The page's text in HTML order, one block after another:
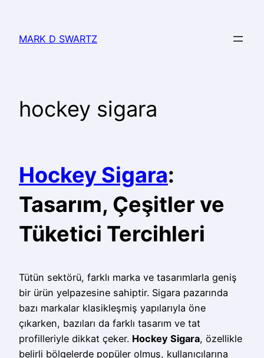
MARK D SWARTZ
hockey sigara
Hockey Sigara:
Tasarım, Çeşitler ve
Tüketici Tercihleri
Tütün sektörü, farklı marka ve tasarımlarla geniş
bir ürün yelpazesine sahiptir. Sigara pazarında
bazı markalar klasikleşmiş yapılarıyla öne
çıkarken, bazıları da farklı tasarım ve tat
profilleriyle dikkat çeker. Hockey Sigara, özellikle
belirli bölgelerde popüler olmuş, kullanıcılarına